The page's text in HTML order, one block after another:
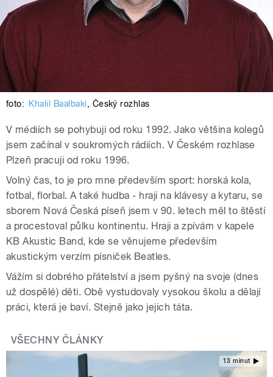
foto: Khalil Baalbaki, Český rozhlas
V médiích se pohybuji od roku 1992. Jako většina kolegů
jsem začínal v soukromých rádiích. V Českém rozhlase
Plzeň pracuji od roku 1996.
Volný čas, to je pro mne především sport: horská kola,
fotbal, florbal. A také hudba - hraji na klávesy a kytaru, se
sborem Nová Česká píseň jsem v 90. letech měl to štěstí
a procestoval půlku kontinentu. Hraji a zpívám v kapele
KB Akustic Band, kde se věnujeme především
akustickým verzím písniček Beatles.
Vážím si dobrého přátelství a jsem pyšný na svoje (dnes
už dospělé) děti. Obě vystudovaly vysokou školu a dělají
práci, která je baví. Stejně jako jejich táta.
VŠECHNY ČLÁNKY
13 minut